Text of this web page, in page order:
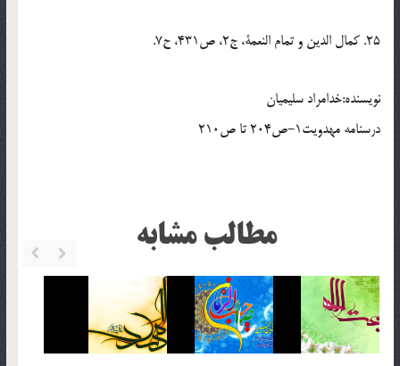
25. كمال الدين و تمام النعمة، ج2، ص431، ح7.
نويسنده:خدامراد سلیمیان
درسنامه مهدویت1-ص204 تا ص210
مطالب مشابه